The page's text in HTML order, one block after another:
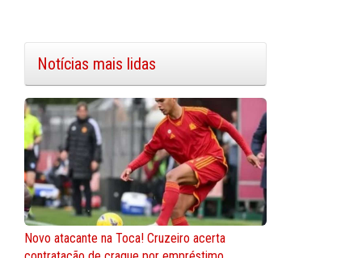
Notícias mais lidas
Novo atacante na Toca! Cruzeiro acerta